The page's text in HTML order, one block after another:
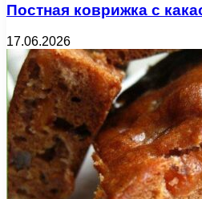
Постная коврижка с
17.06.2026